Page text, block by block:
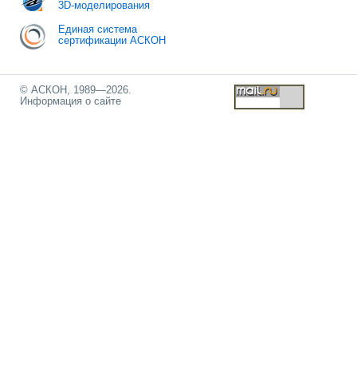
3D-моделирования
Единая система
сертификации АСКОН
© АСКОН, 1989—2026.
Информация о сайте